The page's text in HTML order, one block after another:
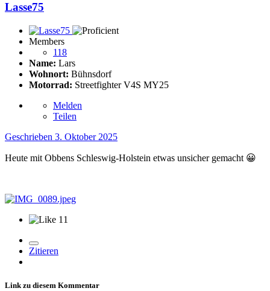
Lasse75
Members
118
Name: Lars
Wohnort: Bühnsdorf
Motorrad: Streetfighter V4S MY25
Melden
Teilen
Geschrieben 3. Oktober 2025
Heute mit Obbens Schleswig-Holstein etwas unsicher gemacht 😀
11
Zitieren
Link zu diesem Kommentar